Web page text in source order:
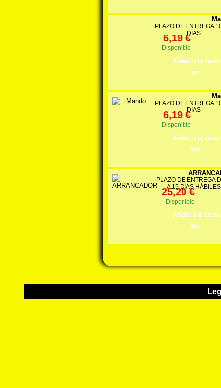
PLAZO DE ENTREGA
DIAS
6,19 €
Disponible
Añadir a la cesta
Ver
PLAZO DE ENTREGA
DIAS
6,19 €
Disponible
Añadir a la cesta
Ver
PLAZO DE ENTREGA
A 15 DÍAS
25,20 €
Disponible
Añadir a la cesta
Ver